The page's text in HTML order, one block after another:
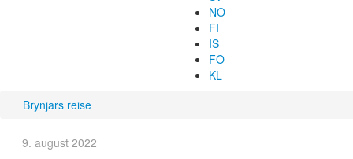
NO
FI
IS
FO
KL
Brynjars reise
9. august 2022